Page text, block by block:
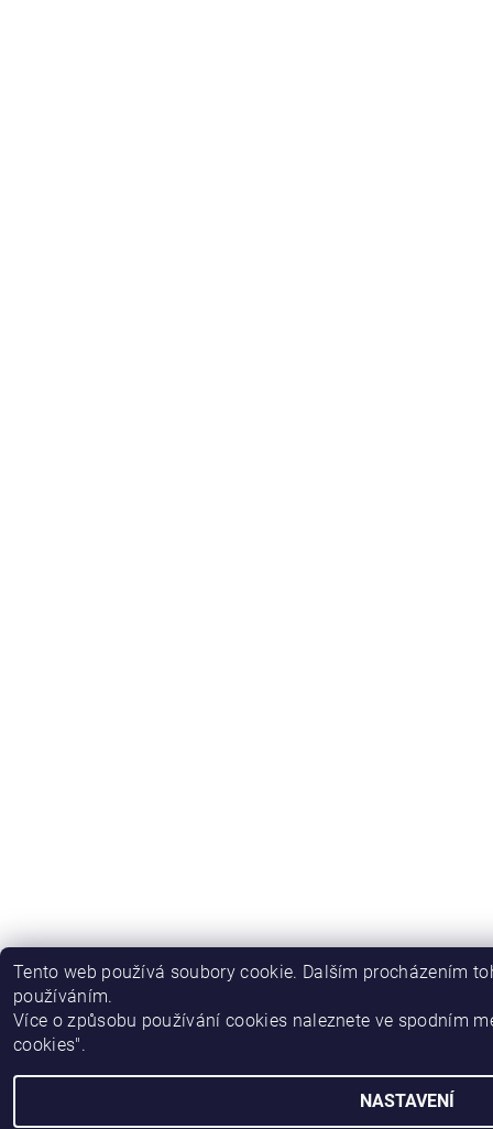
Tento web používá soubory cookie. Dalším procházením
používáním.
Více o způsobu používání cookies naleznete ve spodním
cookies".
NASTAVENÍ